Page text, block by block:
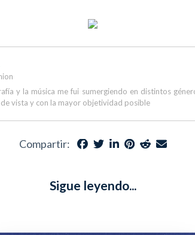
y la música me fui sumergiendo en distintos
vista y con la mayor objetividad posible
Compartir:
Sigue leyendo...